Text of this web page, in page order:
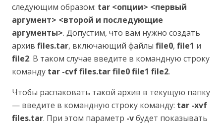
следующим образом: tar <опции> <первый
аргумент> <второй и последующие
аргументы>. Допустим, что вам нужно создать
архив files.tar, включающий файлы file0, file1 и
file2. В таком случае введите в командную строку
команду tar -cvf files.tar file0 file1 file2.
Чтобы распаковать такой архив в текущую папку
— введите в командную строку команду: tar -xvf
files.tar. При этом параметр -vбудет показывать